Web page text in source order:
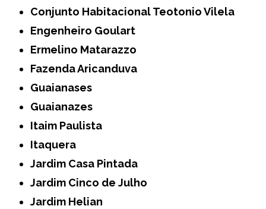
Conjunto Habitacional Teotonio Vilela
Engenheiro Goulart
Ermelino Matarazzo
Fazenda Aricanduva
Guaianases
Guaianazes
Itaim Paulista
Itaquera
Jardim Casa Pintada
Jardim Cinco de Julho
Jardim Helian